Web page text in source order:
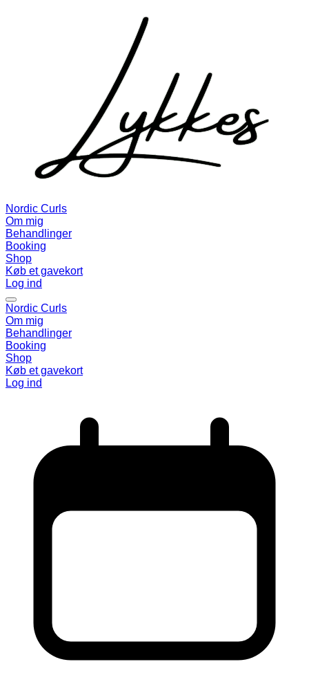
Nordic Curls
Om mig
Behandlinger
Booking
Shop
Køb et gavekort
Log ind
Nordic Curls
Om mig
Behandlinger
Booking
Shop
Køb et gavekort
Log ind